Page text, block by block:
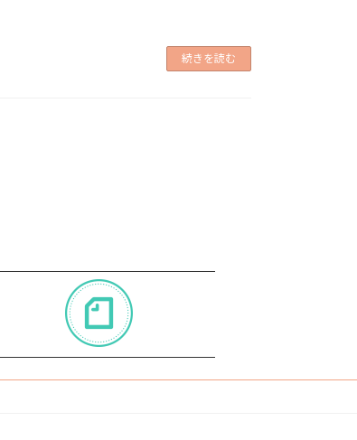
続きを読む